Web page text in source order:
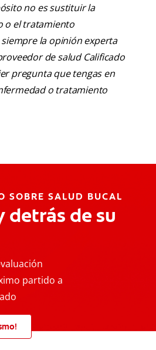
no es sustituir la
o el tratamiento
la opinión experta
de salud Calificado
pregunta que tengas en
o tratamiento
SOBRE SALUD BUCAL
detrás de su
partido a